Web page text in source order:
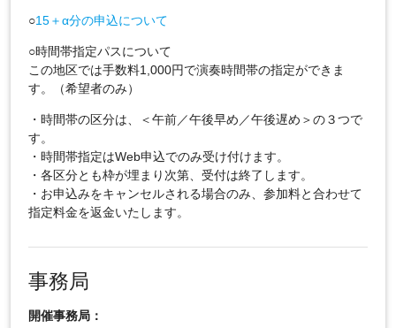
○15＋α分の申込について
○時間帯指定パスについて
この地区では手数料1,000円で演奏時間帯の指定ができま
す。（希望者のみ）
・時間帯の区分は、＜午前／午後早め／午後遅め＞の３つで
す。
・時間帯指定はWeb申込でのみ受け付けます。
・各区分とも枠が埋まり次第、受付は終了します。
・お申込みをキャンセルされる場合のみ、参加料と合わせて
指定料金を返金いたします。
事務局
開催事務局：